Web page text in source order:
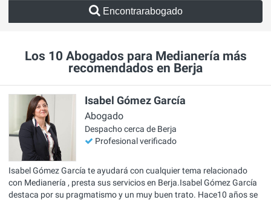
Encontrarabogado
Los 10 Abogados para Medianería más
recomendados en Berja
Isabel Gómez García
Abogado
Despacho cerca de Berja
Profesional verificado
Isabel Gómez García te ayudará con cualquier tema relacionado
con Medianería , presta sus servicios en Berja.Isabel Gómez García
destaca por su pragmatismo y un muy buen trato. Hace10 años se